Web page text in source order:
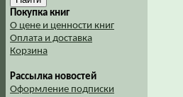
Покупка книг
О цене и ценности книг
Оплата и доставка
Корзина
Рассылка новостей
Оформление подписки